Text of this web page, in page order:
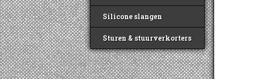
Silicone slangen
Sturen & stuurverkorters